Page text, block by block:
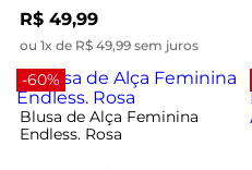
R$ 49,99
ou 1x de R$ 49,99 sem juros
-60%
Blusa de Alça Feminina
Endless. Rosa